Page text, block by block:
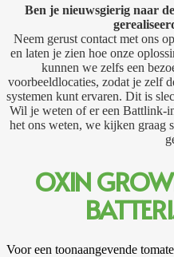
Ben je nieuwsgierig naar
Neem gerust contact met ons
en laten je zien hoe onze
kunnen we zelfs een
voorbeeldlocaties, zodat je zelf
systemen kunt ervaren. Dit is
Wil je weten of er een Battlink-
het ons weten, we kijken graag
OXIN
Voor een toonaangevende